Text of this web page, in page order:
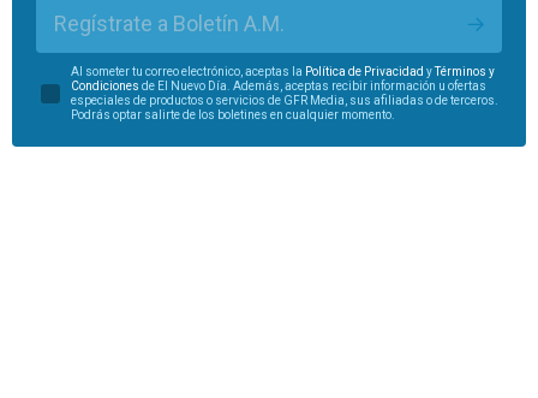
Regístrate a Boletín A.M.
Al someter tu correo electrónico, aceptas la Política de Privacidad yTérminos y
Condiciones de El Nuevo Día. Además, aceptas recibir información u ofertas
especiales de productos o servicios de GFR Media, sus afiliadas o de terceros.
Podrás optar salirte de los boletines en cualquier momento.